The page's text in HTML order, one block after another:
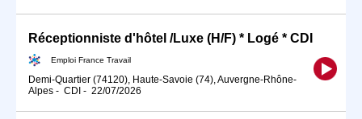
Réceptionniste d'hôtel /Luxe (H/F) * Logé * CDI
Emploi France Travail
Demi-Quartier (74120), Haute-Savoie (74), Auvergne-Rhône-
Alpes - CDI - 22/07/2026